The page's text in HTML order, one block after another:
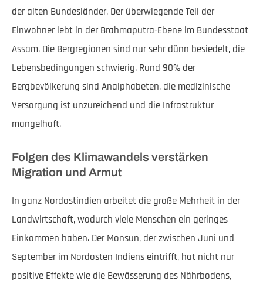
der alten Bundesländer. Der überwiegende Teil der
Einwohner lebt in der Brahmaputra-Ebene im Bundesstaat
Assam. Die Bergregionen sind nur sehr dünn besiedelt, die
Lebensbedingungen schwierig. Rund 90% der
Bergbevölkerung sind Analphabeten, die medizinische
Versorgung ist unzureichend und die Infrastruktur
mangelhaft.
Folgen des Klimawandels verstärken
Migration und Armut
In ganz Nordostindien arbeitet die große Mehrheit in der
Landwirtschaft, wodurch viele Menschen ein geringes
Einkommen haben. Der Monsun, der zwischen Juni und
September im Nordosten Indiens eintrifft, hat nicht nur
positive Effekte wie die Bewässerung des Nährbodens,